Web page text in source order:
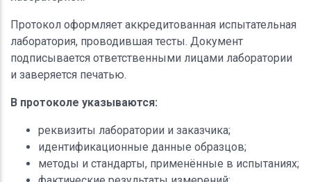
Протокол оформляет аккредитованная испытательная
лаборатория, проводившая тесты. Документ
подписывается ответственными лицами лаборатории
и заверяется печатью.
В протоколе указываются:
реквизиты лаборатории и заказчика;
идентификационные данные образцов;
методы и стандарты, применённые в испытаниях;